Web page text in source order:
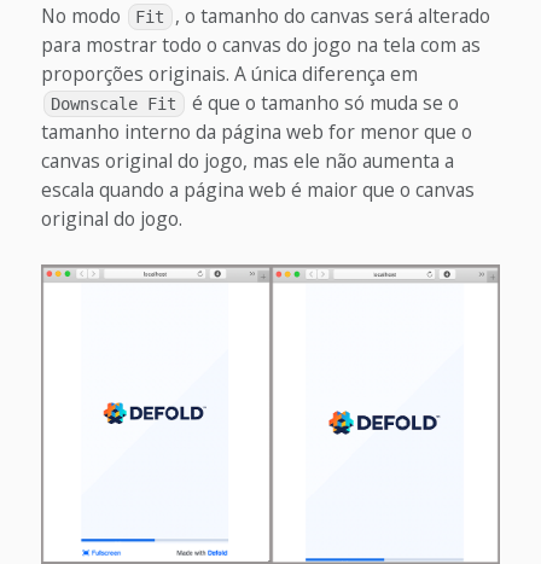
No modo Fit
, o tamanho do canvas será alterado
para mostrar todo o canvas do jogo na tela com as
proporções originais. A única diferença em
Downscale Fit
é que o tamanho só muda se o
tamanho interno da página web for menor que o
canvas original do jogo, mas ele não aumenta a
escala quando a página web é maior que o canvas
original do jogo.